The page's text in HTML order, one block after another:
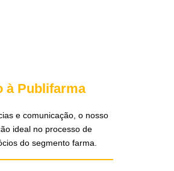
à Publifarma
e comunicação, o nosso
ideal no processo de
do segmento farma.